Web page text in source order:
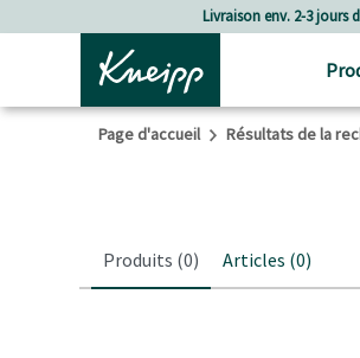
Passer au contenu principal
Passer au contenu du pied de pageLivraison env. 2-3 jours
Page d'accueil Résultats de la
Produits (0) Articles (0)